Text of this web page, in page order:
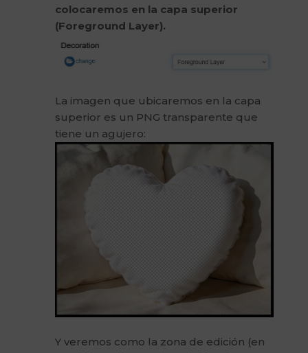
colocaremos en la capa superior
(Foreground Layer).
La imagen que ubicaremos en la capa
superior es un PNG transparente que
tiene un agujero:
Y veremos como la zona de edición (en